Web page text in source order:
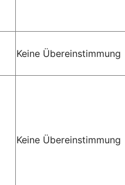
Keine Übereinstimmung
Keine Übereinstimmung